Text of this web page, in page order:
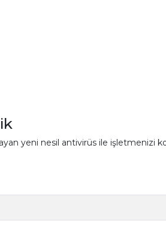
yeni nesil antivirüs ile işletmenizi